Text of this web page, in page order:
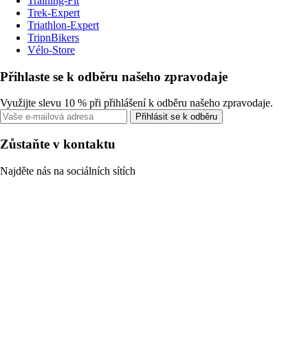
Trek-Expert
Triathlon-Expert
TripnBikers
Vélo-Store
Přihlaste se k odběru našeho zpravodaje
Využijte slevu 10 % při přihlášení k odběru našeho zpravodaje.
Přihlásit se k odběru
Zůstaňte v kontaktu
Najděte nás na sociálních sítích